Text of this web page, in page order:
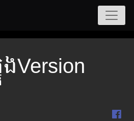
ងVersion